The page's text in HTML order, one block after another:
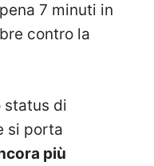
7 minuti in
contro la
status di
si porta
più